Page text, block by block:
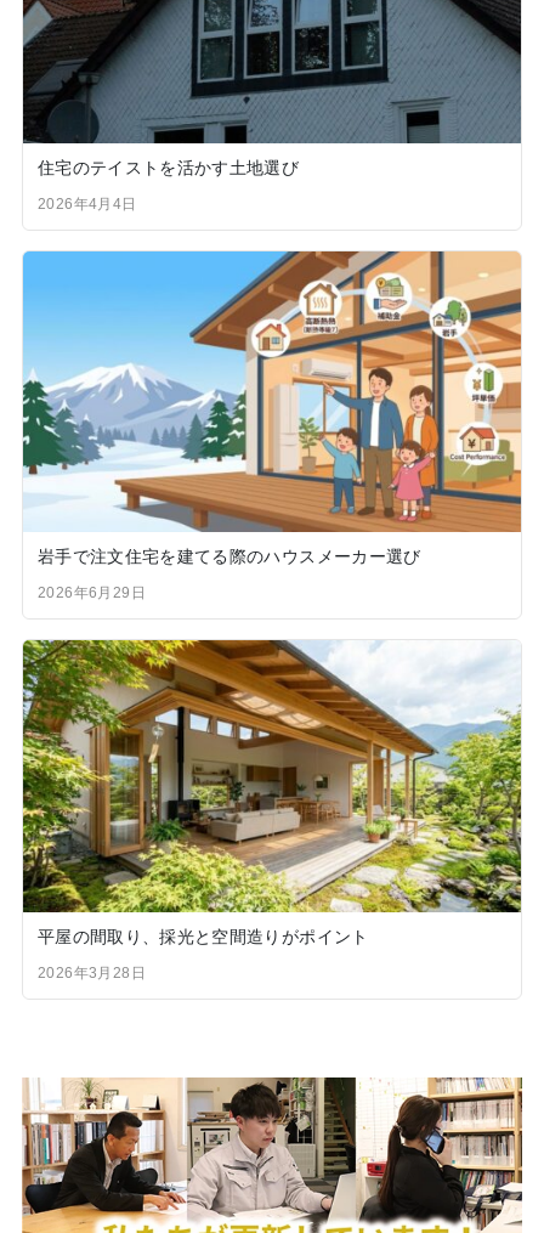
住宅のテイストを活かす土地選び
2026年4月4日
岩手で注文住宅を建てる際のハウスメーカー選び
2026年6月29日
平屋の間取り、採光と空間造りがポイント
2026年3月28日